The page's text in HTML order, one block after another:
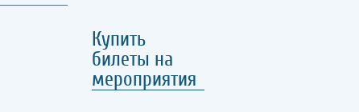
Купить
билеты на
мероприятия